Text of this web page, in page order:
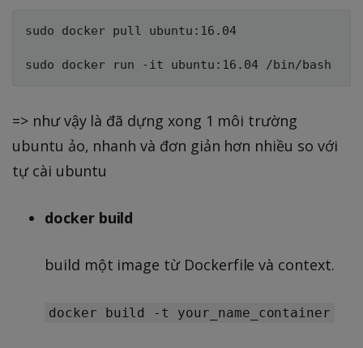
sudo docker pull ubuntu:16.04
=> như vậy là đã dựng xong 1 môi trường
ubuntu ảo, nhanh và đơn giản hơn nhiều so với
tự cài ubuntu
docker build
build một image từ Dockerfile và context.
docker build -t your_name_container